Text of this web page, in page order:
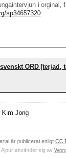
i orginal,
sp34657320
ORD [terjad,
Kim Jong
är publicerat enligt CC
Ajour använder sig av